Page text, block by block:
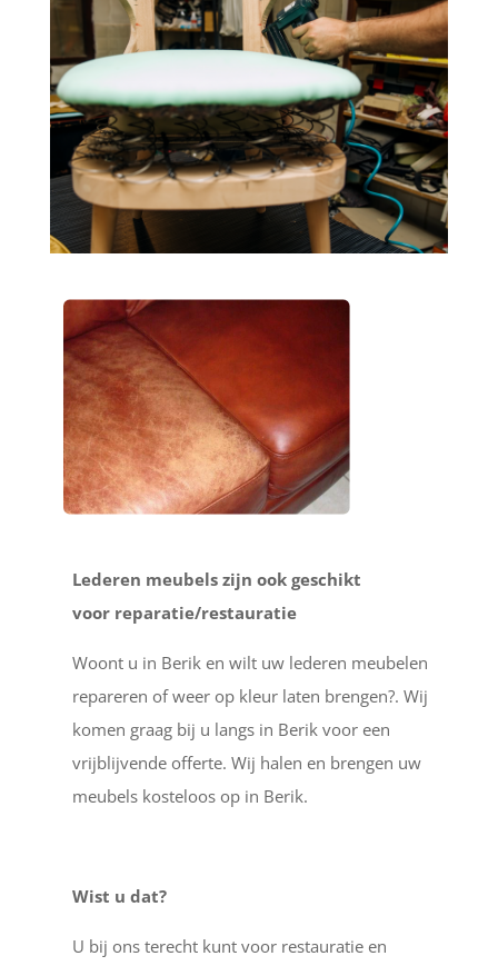
Lederen meubels zijn ook geschikt
voor reparatie/restauratie
Woont u in Berik en wilt uw lederen meubelen
repareren of weer op kleur laten brengen?. Wij
komen graag bij u langs in Berik voor een
vrijblijvende offerte. Wij halen en brengen uw
meubels kosteloos op in Berik.
Wist u dat?
U bij ons terecht kunt voor restauratie en